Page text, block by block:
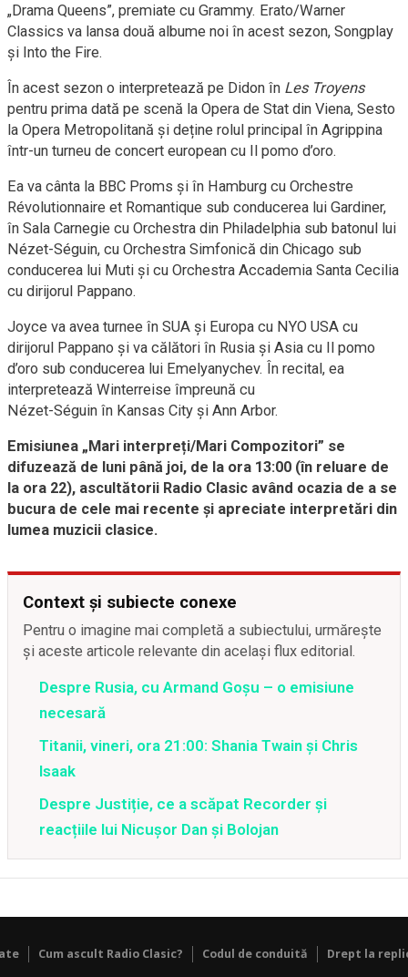
„Drama Queens”, premiate cu Grammy. Erato/Warner
Classics va lansa două albume noi în acest sezon, Songplay
și Into the Fire.
În acest sezon o interpretează pe Didon în Les Troyens
pentru prima dată pe scenă la Opera de Stat din Viena, Sesto
la Opera Metropolitană și deține rolul principal în Agrippina
într-un turneu de concert european cu Il pomo d’oro.
Ea va cânta la BBC Proms și în Hamburg cu Orchestre
Révolutionnaire et Romantique sub conducerea lui Gardiner,
în Sala Carnegie cu Orchestra din Philadelphia sub batonul lui
Nézet-Séguin, cu Orchestra Simfonică din Chicago sub
conducerea lui Muti și cu Orchestra Accademia Santa Cecilia
cu dirijorul Pappano.
Joyce va avea turnee în SUA și Europa cu NYO USA cu
dirijorul Pappano și va călători în Rusia și Asia cu Il pomo
d’oro sub conducerea lui Emelyanychev. În recital, ea
interpretează Winterreise împreună cu
Nézet-Séguin în Kansas City și Ann Arbor.
Emisiunea „Mari interpreți/Mari Compozitori” se
difuzează de luni până joi, de la ora 13:00 (în reluare de
la ora 22), ascultătorii Radio Clasic având ocazia de a se
bucura de cele mai recente și apreciate interpretări din
lumea muzicii clasice.
Context și subiecte conexe
Pentru o imagine mai completă a subiectului, urmărește
și aceste articole relevante din același flux editorial.
Despre Rusia, cu Armand Goșu – o emisiune
necesară
Titanii, vineri, ora 21:00: Shania Twain și Chris
Isaak
Despre Justiție, ce a scăpat Recorder și
reacțiile lui Nicușor Dan și Bolojan
Cum ascult Radio Clasic? Codul de conduită Drept la